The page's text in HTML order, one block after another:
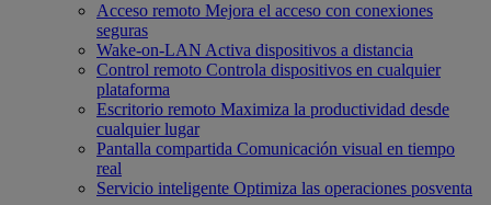
Acceso remoto Mejora el acceso con conexiones
seguras
Wake-on-LAN Activa dispositivos a distancia
Control remoto Controla dispositivos en cualquier
plataforma
Escritorio remoto Maximiza la productividad desde
cualquier lugar
Pantalla compartida Comunicación visual en tiempo
real
Servicio inteligente Optimiza las operaciones posventa